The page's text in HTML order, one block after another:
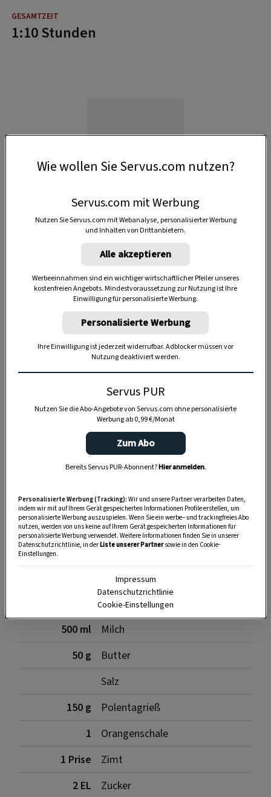
1:10 Stunden
Anzeige
SPEICHERN DRUCKEN
Zutaten
500 ml
Milch
50 g
Butter
Salz
150 g
Polentagrieß
1
Orangenschale
1 Prise
Zimt
2 EL
Zucker
Wie wollen Sie Servus.com nutzen?
Servus.com mit Werbung
Nutzen Sie Servus.com mit Webanalyse, personalisierter Werbung
und Inhalten von Drittanbietern.
Alle akzeptieren
Werbeeinnahmen sind ein wichtiger wirtschaftlicher Pfeiler unseres
kostenfreien Angebots. Mindestvoraussetzung zur Nutzung ist Ihre
Einwilligung für personalisierte Werbung.
Personalisierte Werbung
Ihre Einwilligung ist jederzeit widerrufbar. Adblocker müssen vor
Nutzung deaktiviert werden.
Servus PUR
Nutzen Sie die Abo-Angebote von Servus.com ohne personalisierte
Werbung ab 0,99 €/Monat
Zum Abo
Bereits Servus PUR-Abonnent?Hier anmelden.
Personalisierte Werbung (Tracking): Wir und unsere Partner verarbeiten Daten,
indem wir mit auf Ihrem Gerät gespeicherten Informationen Profile erstellen, um
personalisierte Werbung auszuspielen. Wenn Sie ein werbe– und trackingfreies Abo
nutzen, werden von uns keine auf Ihrem Gerät gespeicherten Informationen für
personalisierte Werbung verwendet. Weitere Informationen finden Sie in unserer
Datenschutzrichtlinie, in derListe unserer Partnersowie in den Cookie-
Einstellungen.
Impressum
Datenschutzrichtlinie
Cookie-Einstellungen